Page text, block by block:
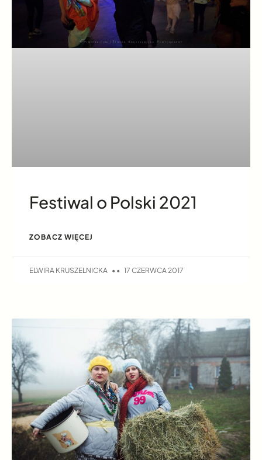
Festiwal o Polski 2021
ZOBACZ WIĘCEJ
ELWIRA KRUSZELNICKA 17 CZERWCA 2017